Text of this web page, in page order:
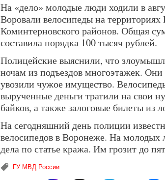
На «дело» молодые люди ходили в
Воровали велосипеды на территориях
Коминтерновского районов. Общая
составила порядка 100 тысяч рублей.
Полицейские выяснили, что
ночам из подъездов многоэтажек.
увозили чужое имущество.
вырученные деньги тратили на свои
байков, а также залоговые билеты из
На сегодняшний день полиции
велосипедов в Воронеже. На
дела по статье кража. Им грозит до
ГУ МВД России